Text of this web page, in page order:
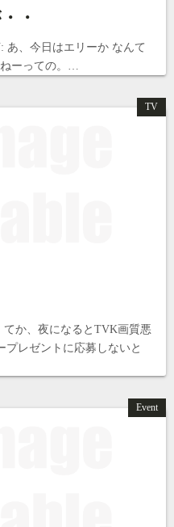
・
あ、今日はエリーか なんて
ーっての。…
TV
か、夜になるとTVK画質悪
プレゼントに応募しないと
Event